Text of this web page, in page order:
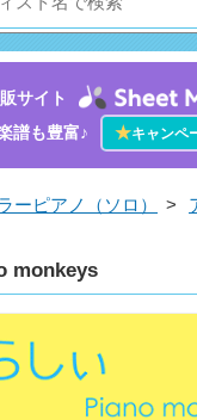
サイト
譜も豊富♪
★キャンペ
ーピアノ（ソロ） >
monkeys